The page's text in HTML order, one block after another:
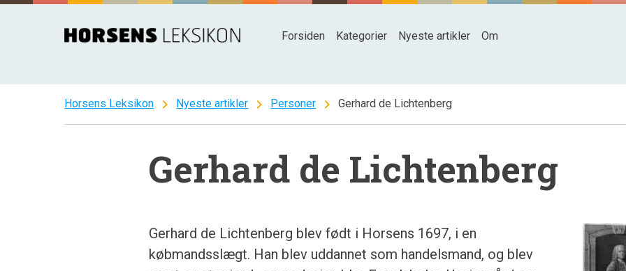
Spring
Forsiden Kategorier Nyeste artikler Om
Horsens Leksikon chevron_right Nyeste artikler chevron_right Personer chevron_right Gerhard de Lichtenberg
Gerhard de Lichtenberg
Gerhard de Lichtenberg blev født i Horsens 1697, i en
købmandsslægt. Han blev uddannet som handelsmand, og blev